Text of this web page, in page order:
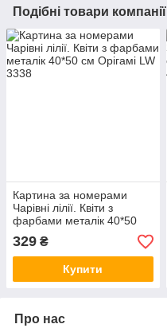
Подібні товари компанії
Картина за номерами
Чарівні лілії. Квіти з
фарбами металік 40*50
см Орігамі LW 3338
329 ₴
Купити
Про нас